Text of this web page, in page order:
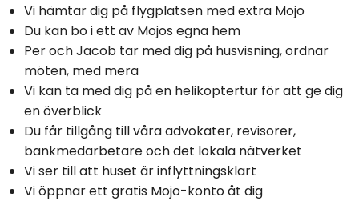
Vi hämtar dig på flygplatsen med extra Mojo
Du kan bo i ett av Mojos egna hem
Per och Jacob tar med dig på husvisning, ordnar
möten, med mera
Vi kan ta med dig på en helikoptertur för att ge dig
en överblick
Du får tillgång till våra advokater, revisorer,
bankmedarbetare och det lokala nätverket
Vi ser till att huset är inflyttningsklart
Vi öppnar ett gratis Mojo-konto åt dig